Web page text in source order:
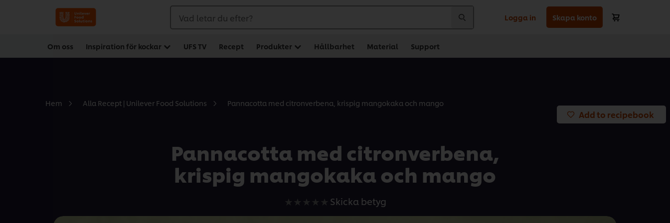
Vad letar du efter? Logga in Skapa konto
Om oss Inspiration för kockar UFS TV Recept Produkter Hållbarhet Material Support
Hem Alla Recept | Unilever Food Solutions Pannacotta med citronverbena, krispig mangokaka och mango
Add to recipebook
Pannacotta med citronverbena,
krispig mangokaka och mango
Inga
betyg
Skicka betyg